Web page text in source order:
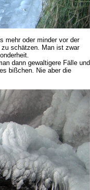
mehr oder minder vor der
schätzen. Man ist zwar
dann gewaltigere Fälle und
bißchen. Nie aber die